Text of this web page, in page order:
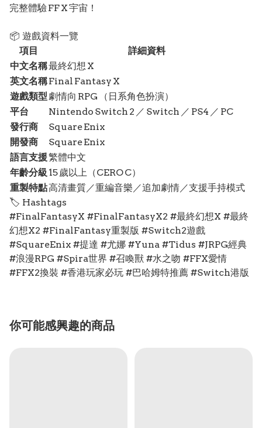
完整體驗 FF X 宇宙！
📦 遊戲資料一覽
項目
詳細資料
中文名稱最終幻想 X
英文名稱Final Fantasy X
遊戲類型 劇情向 RPG （日系角色扮演）
平台
Nintendo Switch 2 ／ Switch ／ PS4 ／ PC
發行商
Square Enix
開發商
Square Enix
語言支援繁體中文
年齡分級 15 歲以上（CERO C）
重製特點高清畫質／重編音樂／追加劇情／支援手持模式
🏷️ Hashtags
#FinalFantasyX #FinalFantasyX2 #最終幻想X #最終
幻想X2 #FinalFantasy重製版 #Switch2遊戲
#SquareEnix #提達 #尤娜 #Yuna #Tidus #JRPG經典
#浪漫RPG #Spira世界 #召喚獸 #水之吻 #FFX愛情
#FFX2換裝 #香港玩家必玩 #巴哈姆特推薦 #Switch港版
你可能感興趣的商品